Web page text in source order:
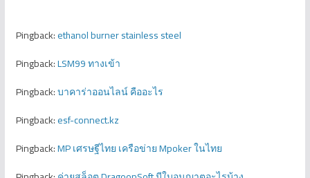
Pingback:ethanol burner stainless steel
Pingback:LSM99 ทางเข้า
Pingback:บาคาร่าออนไลน์ คืออะไร
Pingback:esf-connect.kz
Pingback:MP เศรษฐีไทย เครือข่าย Mpoker ในไทย